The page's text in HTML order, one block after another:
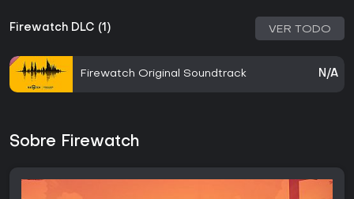
Firewatch DLC (1) VER TODO
Firewatch Original Soundtrack N/A
Sobre Firewatch